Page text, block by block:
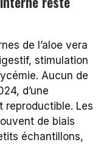
de l’aloe vera
stimulation
Aucun de
d’une
reproductible. Les
de biais
échantillons,